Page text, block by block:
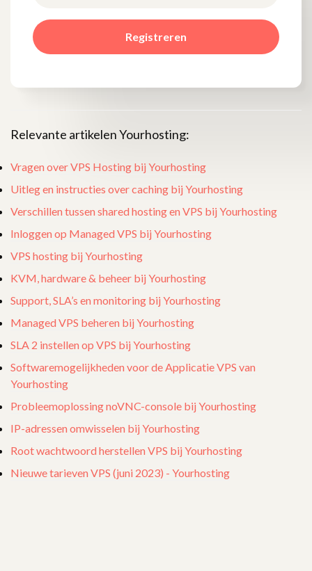
Registreren
Relevante artikelen Yourhosting:
Vragen over VPS Hosting bij Yourhosting
Uitleg en instructies over caching bij Yourhosting
Verschillen tussen shared hosting en VPS bij Yourhosting
Inloggen op Managed VPS bij Yourhosting
VPS hosting bij Yourhosting
KVM, hardware & beheer bij Yourhosting
Support, SLA’s en monitoring bij Yourhosting
Managed VPS beheren bij Yourhosting
SLA 2 instellen op VPS bij Yourhosting
Softwaremogelijkheden voor de Applicatie VPS van
Yourhosting
Probleemoplossing noVNC-console bij Yourhosting
IP-adressen omwisselen bij Yourhosting
Root wachtwoord herstellen VPS bij Yourhosting
Nieuwe tarieven VPS (juni 2023) - Yourhosting